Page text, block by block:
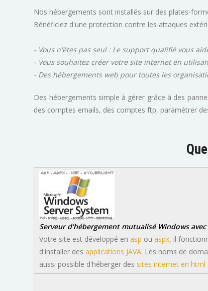
Nos hébergements sont installés sur des plates-
Bénéficiez d'une protection contre les attaques
- Vous n'êtes pas seul : Le support qualifié vous
- Vous souhaitez créer votre site internet en
- Des hébergements web pour toutes les
Des hébergements simple à gérer grâce à des
des comptes emails, des comptes ftp, paramétrer
Serveur d'hébergement mutualisé Windows avec
Votre site est développé enasp ouaspx, il
d'installer desapplications JAVA. Les noms de
aussi possible d'héberger des sites internet en html